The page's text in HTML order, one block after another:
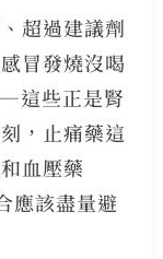
超過建議劑
冒發燒沒喝
這些正是腎
，止痛藥這
血壓藥
應該盡量避